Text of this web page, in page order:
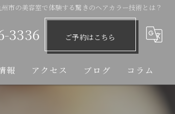
市の美容室で体験する驚きのヘアカラー技術とは？
3336 ご予約はこちら
報 アクセス ブログ コラム